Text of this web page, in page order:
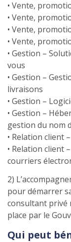
• Vente,
• Vente,
• Vente,
• Vente,
• Gestion –
vous
• Gestion –
livraisons
• Gestion –
• Gestion –
gestion du nom
• Relation client
• Relation client
courriers
2)
pour démarrer
consultant privé
place par le
Qui peut